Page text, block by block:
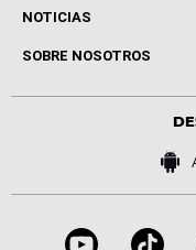
Conciertos
Cuerpos especiales
Locutores Europa FM
NOTICIAS
Cine y Televisión
Virales
SOBRE NOSOTROS
Bases de concursos